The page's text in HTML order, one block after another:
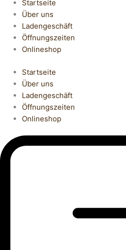
Startseite
Über uns
Ladengeschäft
Öffnungszeiten
Onlineshop
Startseite
Über uns
Ladengeschäft
Öffnungszeiten
Onlineshop